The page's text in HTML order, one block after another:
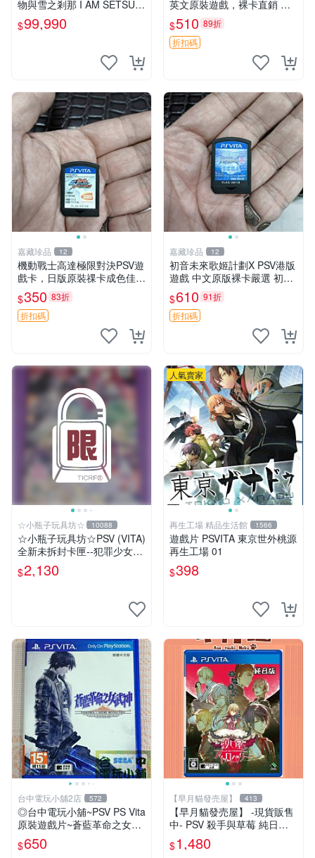
物與雪之剎那 I AM SETSUN
日文版【台中恐龍電玩】
$99,990
英文原裝遊戲，裸卡直銷 刺
客信條3 游戲 港版游戲
$510 89折
折扣碼
嘉藏珍品 12
機動戰士高達極限對決PSV遊
戲卡，日版原裝祼卡成色佳
機動戰士高達極限對決 PSV
日版 裸卡 成品
$350 83折
折扣碼
嘉藏珍品 12
初音未來歌姬計劃X PSV港版
遊戲 中文原版裸卡嚴選 初音
未來 畫集 游戲 限量版
$610 91折
折扣碼
☆小瓶子玩具坊☆ 10088
☆小瓶子玩具坊☆PSV (VITA)
全新未拆封卡匣--犯罪少女2
《Criminal Girls 2》限定版
(日版)
$2,130
人氣賣家
再生工場 精品生活館 1566
遊戲片 PSVITA 東京世外桃源
再生工場 01
$398
台中電玩小舖2店 572
◎台中電玩小舖~PSV PS Vita
原裝遊戲片~蒼藍革命之女武
神 中文版 中文版 ~650
$650
【早月貓發売屋】 413
【早月貓發売屋】 -現貨販售
中- PSV 殺手與草莓 純日版
日文版 ※戀愛×懸疑※ 戀愛AD
V遊戲
$1,480